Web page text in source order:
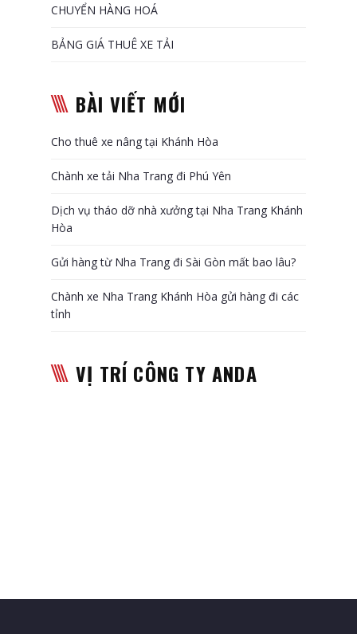
CHUYỂN HÀNG HOÁ
BẢNG GIÁ THUÊ XE TẢI
BÀI VIẾT MỚI
Cho thuê xe nâng tại Khánh Hòa
Chành xe tải Nha Trang đi Phú Yên
Dịch vụ tháo dỡ nhà xưởng tại Nha Trang Khánh
Hòa
Gửi hàng từ Nha Trang đi Sài Gòn mất bao lâu?
Chành xe Nha Trang Khánh Hòa gửi hàng đi các
tỉnh
VỊ TRÍ CÔNG TY ANDA